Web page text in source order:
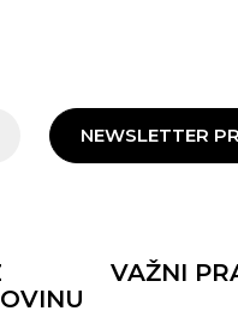
NEWSLETTER
VAŽNI